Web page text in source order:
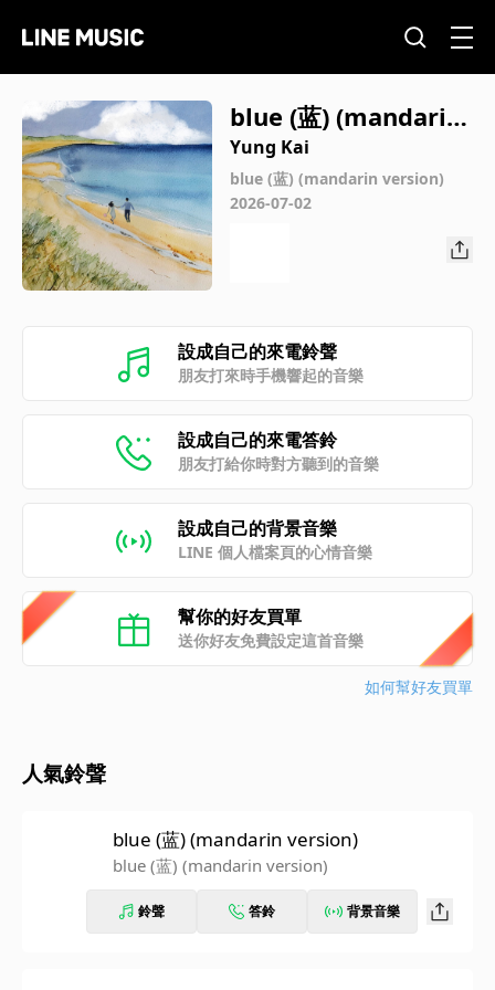
blue (蓝) (mandarin
version)
Yung Kai
blue (蓝) (mandarin version)
2026-07-02
設成自己的來電鈴聲
朋友打來時手機響起的音樂
設成自己的來電答鈴
朋友打給你時對方聽到的音樂
設成自己的背景音樂
LINE 個人檔案頁的心情音樂
幫你的好友買單
送你好友免費設定這首音樂
如何幫好友買單
人氣鈴聲
blue (蓝) (mandarin version)
blue (蓝) (mandarin version)
鈴聲 答鈴 背景音樂